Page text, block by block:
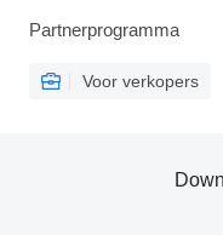
Partnerprogramma
Voor verkopers